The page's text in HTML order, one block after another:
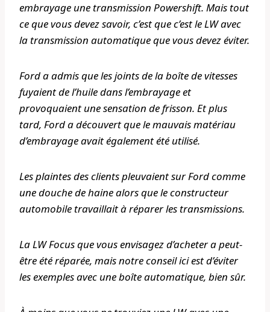
embrayage une transmission Powershift. Mais tout
ce que vous devez savoir, c’est que c’est le LW avec
la transmission automatique que vous devez éviter.
Ford a admis que les joints de la boîte de vitesses
fuyaient de l’huile dans l’embrayage et
provoquaient une sensation de frisson. Et plus
tard, Ford a découvert que le mauvais matériau
d’embrayage avait également été utilisé.
Les plaintes des clients pleuvaient sur Ford comme
une douche de haine alors que le constructeur
automobile travaillait à réparer les transmissions.
La LW Focus que vous envisagez d’acheter a peut-
être été réparée, mais notre conseil ici est d’éviter
les exemples avec une boîte automatique, bien sûr.